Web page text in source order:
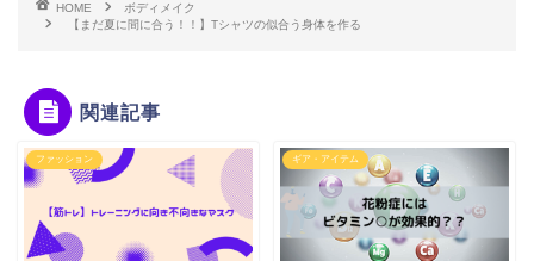
HOME
ボディメイク
【まだ夏に間に合う！！】Tシャツの似合う身体を作る
関連記事
ファッション ギア・アイテム